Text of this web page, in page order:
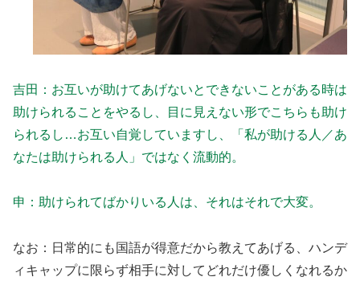
吉田：お互いが助けてあげないとできないことがある時は
助けられることをやるし、目に見えない形でこちらも助け
られるし…お互い自覚していますし、「私が助ける人／あ
なたは助けられる人」ではなく流動的。
申：助けられてばかりいる人は、それはそれで大変。
なお：日常的にも国語が得意だから教えてあげる、ハンデ
ィキャップに限らず相手に対してどれだけ優しくなれるか